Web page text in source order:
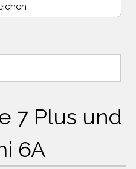
7 Plus und
6A